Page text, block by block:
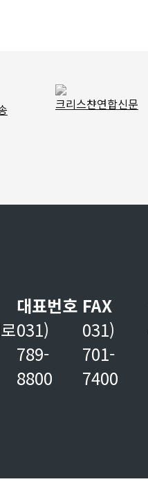
대표번호
031)
789-
8800
FAX
031)
701-
7400